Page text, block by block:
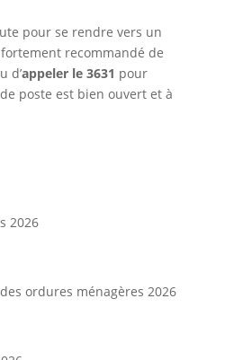
pour se rendre vers un
recommandé de
d’appeler le 3631 pour
poste est bien ouvert et à
2026
ordures ménagères 2026